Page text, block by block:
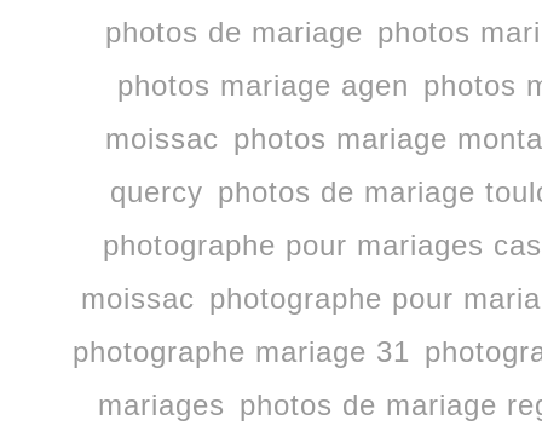
photos de mariage photos
photos mariage agen photos
moissac photos mariage
quercy photos de mariage
photographe pour mariages
moissac photographe pour
photographe mariage 31
mariages photos de mariage